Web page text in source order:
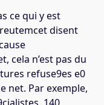
ce qui y est
disent
cela n’est pas du
refuse9es e0
net. Par exemple,